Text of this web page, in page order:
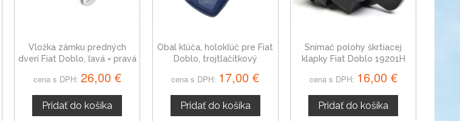
Vložka zámku predných
dverí Fiat Doblo, ľavá = pravá
cena s DPH: 26,00 €
Pridať do košíka
Obal kľúča, holokľúč pre Fiat
Doblo, trojtlačítkový
cena s DPH: 17,00 €
Pridať do košíka
Snímač polohy škrtiacej
klapky Fiat Doblo 19201H
cena s DPH: 16,00 €
Pridať do košíka